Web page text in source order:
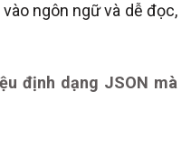
ngôn ngữ và dễ đọc,
định dạng JSON mà